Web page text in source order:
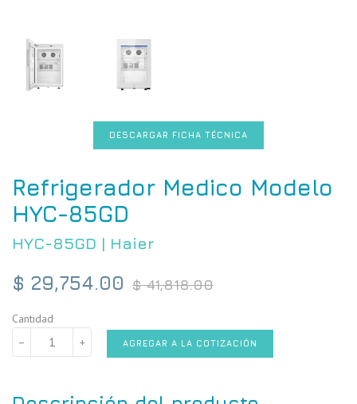
DESCARGAR FICHA TÉCNICA
Refrigerador Medico Modelo
HYC-85GD
HYC-85GD | Haier
Precio
habitual
$ 29,754.00 $ 41,818.00
Cantidad
−
+ AGREGAR A LA COTIZACIÓN